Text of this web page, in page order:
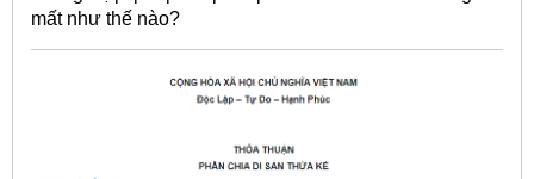
mất như thế nào?